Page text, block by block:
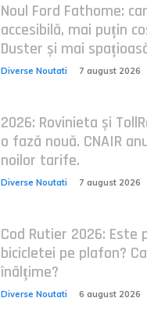
Noul Ford Fathome:
accesibilă, mai puțin
Duster și mai
Diverse Noutati 7 august 2026
2026: Rovinieta și
o fază nouă. CNAIR
noilor tarife.
Diverse Noutati 7 august 2026
Cod Rutier 2026: Este
bicicletei pe plafon?
înălțime?
Diverse Noutati 6 august 2026